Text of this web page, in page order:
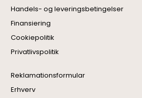
Handels- og leveringsbetingelser
Finansiering
Cookiepolitik
Privatlivspolitik
Reklamationsformular
Erhverv